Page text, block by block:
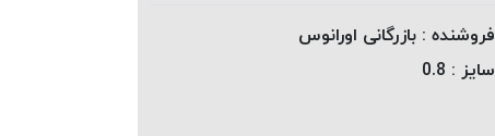
فروشنده : بازرگانی اورانوس
سایز : 0.8